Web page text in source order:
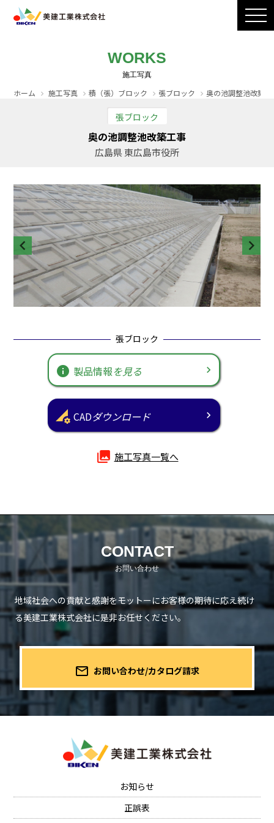
製品ラインナップ
CADダウンロード
WORKS
ホーム 施工写真 積（張）ブロック 張ブロック 奥の池調整池改築
張ブロック
奥の池調整池改築工事
広島県 東広島市役所
張ブロック
info 製品情報を見る
perm_data_setting CADダウンロード
photo_library 施工写真一覧へ
CONTACT
地域社会への貢献と感謝をモットーにお客様の期待に応え続け
る美建工業株式会社に是非お任せください。
mail_outline お問い合わせ/カタログ請求
お知らせ
正誤表